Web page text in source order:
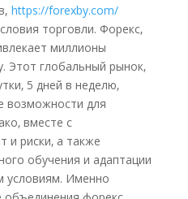
https://forexby.com/
торговли. Форекс‚
миллионы
Этот глобальный рынок‚
5 дней в неделю‚
возможности для
вместе с
и риски‚ а также
обучения и адаптации
Именно